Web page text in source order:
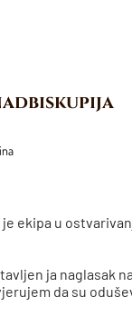
ekipa u
ja naglasak
da su